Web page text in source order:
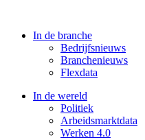
In de branche
Bedrijfsnieuws
Branchenieuws
Flexdata
In de wereld
Politiek
Arbeidsmarktdata
Werken 4.0